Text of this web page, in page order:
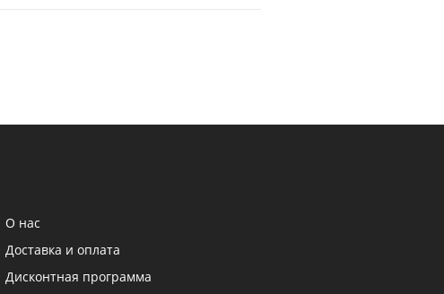
О нас
Доставка и оплата
Дисконтная программа